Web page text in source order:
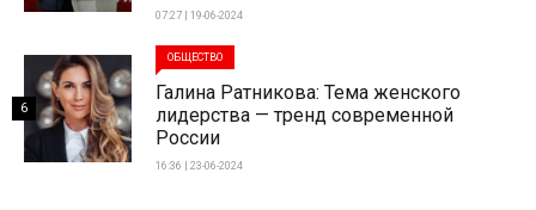
07:27 | 19-06-2024
ОБЩЕСТВО
Галина Ратникова: Тема женского
лидерства — тренд современной
России
16:36 | 23-06-2024
6